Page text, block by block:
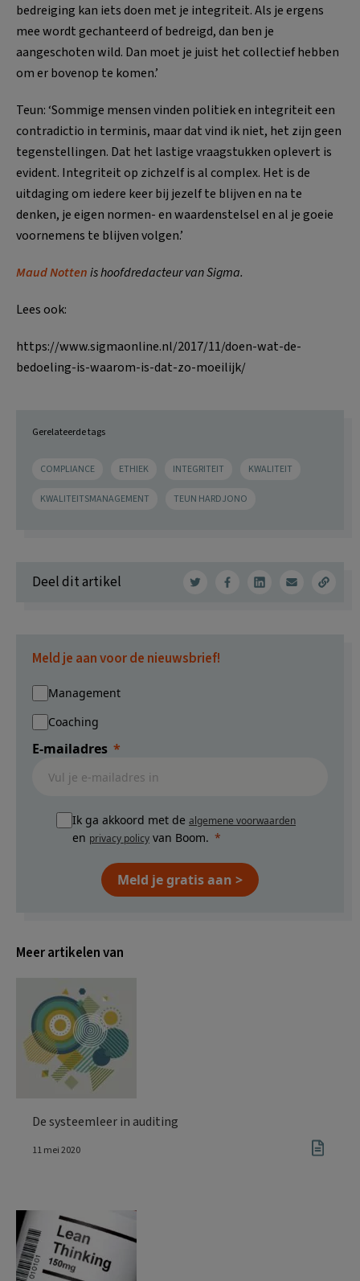
bedreiging kan iets doen met je integriteit. Als je ergens
mee wordt gechanteerd of bedreigd, dan ben je
aangeschoten wild. Dan moet je juist het collectief hebben
om er bovenop te komen.’
Teun: ‘Sommige mensen vinden politiek en integriteit een
contradictio in terminis, maar dat vind ik niet, het zijn geen
tegenstellingen. Dat het lastige vraagstukken oplevert is
evident. Integriteit op zichzelf is al complex. Het is de
uitdaging om iedere keer bij jezelf te blijven en na te
denken, je eigen normen- en waardenstelsel en al je goeie
voornemens te blijven volgen.’
Maud Nottenis hoofdredacteur van Sigma.
Lees ook:
https://www.sigmaonline.nl/2017/11/doen-wat-de-
bedoeling-is-waarom-is-dat-zo-moeilijk/
Gerelateerde tags
COMPLIANCE ETHIEK INTEGRITEIT KWALITEIT
KWALITEITSMANAGEMENT TEUN HARDJONO
Deel dit artikel
Meld je aan voor de nieuwsbrief!
Management
Coaching
E-mailadres
Ik ga akkoord met de algemene voorwaarden
en privacy policy van Boom.
Meld je gratis aan >
Meer artikelen van
De systeemleer in auditing
11 mei 2020